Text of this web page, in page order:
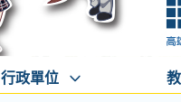
行政單位